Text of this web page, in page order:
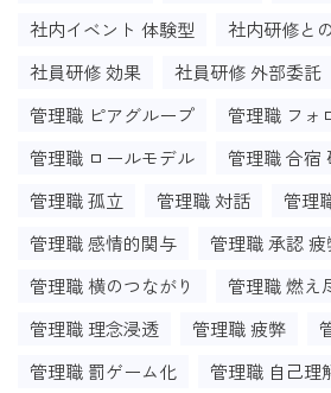
社内イベント 体験型
社内研修と
社員研修 効果
社員研修 外部委託
管理職 ピアグループ
管理職 フォ
管理職 ロールモデル
管理職 合宿
管理職 孤立
管理職 対話
管理
管理職 感情的関与
管理職 承認 疲
管理職 横のつながり
管理職 燃え
管理職 理念浸透
管理職 疲弊
管理職 罰ゲーム化
管理職 自己理